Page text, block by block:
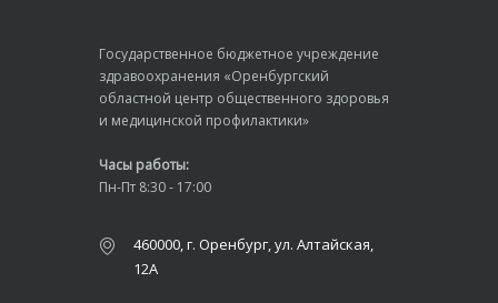
Государственное бюджетное учреждение
здравоохранения «Оренбургский
областной центр общественного здоровья
и медицинской профилактики»
Часы работы:
Пн-Пт 8:30 - 17:00
460000, г. Оренбург, ул. Алтайская,
12А